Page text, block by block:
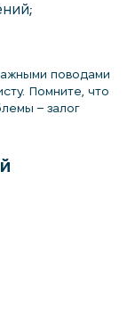
поводами
Помните, что
– залог